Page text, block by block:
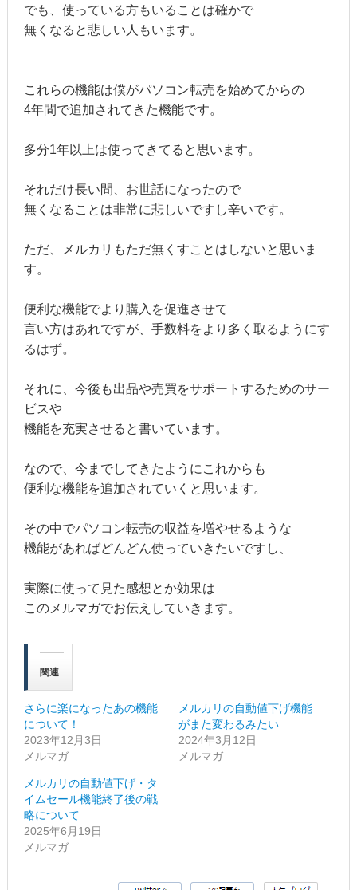
でも、使っている方もいることは確かで
無くなると悲しい人もいます。
これらの機能は僕がパソコン転売を始めてからの
4年間で追加されてきた機能です。
多分1年以上は使ってきてると思います。
それだけ長い間、お世話になったので
無くなることは非常に悲しいですし辛いです。
ただ、メルカリもただ無くすことはしないと思いま
す。
便利な機能でより購入を促進させて
言い方はあれですが、手数料をより多く取るようにす
るはず。
それに、今後も出品や売買をサポートするためのサー
ビスや
機能を充実させると書いています。
なので、今までしてきたようにこれからも
便利な機能を追加されていくと思います。
その中でパソコン転売の収益を増やせるような
機能があればどんどん使っていきたいですし、
実際に使って見た感想とか効果は
このメルマガでお伝えしていきます。
関連
さらに楽になったあの機能
について！
2023年12月3日
メルマガ
メルカリの自動値下げ機能
がまた変わるみたい
2024年3月12日
メルマガ
メルカリの自動値下げ・タ
イムセール機能終了後の戦
略について
2025年6月19日
メルマガ